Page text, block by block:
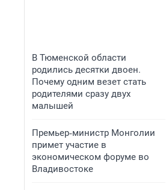
В Тюменской области
родились десятки двоен.
Почему одним везет стать
родителями сразу двух
малышей
Премьер‑министр Монголии
примет участие в
экономическом форуме во
Владивостоке